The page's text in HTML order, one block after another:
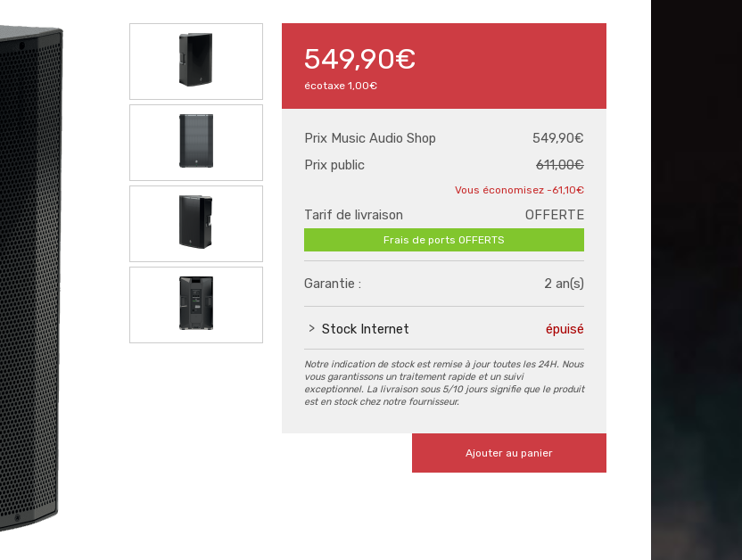
549,90€
écotaxe 1,00€
Prix Music Audio Shop
549,90€
Prix public
611,00€
-61,10€
Tarif de livraison OFFERTE
Frais de ports OFFERTS
Garantie : 2 an(s)
Stock Internet épuisé
Notre indication de stock est remise à jour toutes les 24H. Nous
vous garantissons un traitement rapide et un suivi
exceptionnel. La livraison sous 5/10 jours signifie que le produit
est en stock chez notre fournisseur.
Ajouter au panier